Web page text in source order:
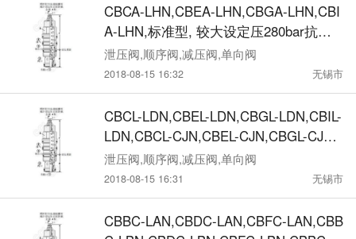
CBCA-LHN,CBEA-LHN,CBGA-LHN,CBI
A-LHN,标准型, 较大设定压280bar抗衡
阀
泄压阀,顺序阀,减压阀,单向阀
2018-08-15 16:32 无锡市
CBCL-LDN,CBEL-LDN,CBGL-LDN,CBIL-
LDN,CBCL-CJN,CBEL-CJN,CBGL-CJN,
CBIL-CJN,CBCL-CKN,CBEL-CKN,CBGL
-CKN,CBIL-CKN, CBCL-CCN,CBEL-CC
N,CBGL-CCN,CBIL-CCN,CBCL-CDN,CB
EL-CDN,CBGL-CDN,CBIL-CDN,标准型,
较大设定压350bar抗衡阀
泄压阀,顺序阀,减压阀,单向阀
2018-08-15 16:31 无锡市
CBBC-LAN,CBDC-LAN,CBFC-LAN,CBB